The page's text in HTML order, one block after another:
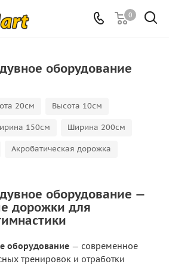
0
оборудование
20см Высота 10см
150см Ширина 200см
Акробатическая дорожка
оборудование —
дорожки для
оборудование — современное
тренировок и отработки